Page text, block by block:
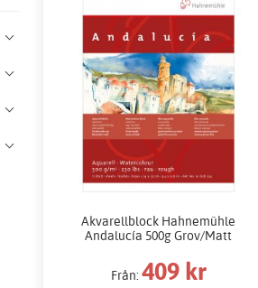
Akvarellblock Hahnemühle
Andalucía 500g Grov/Matt
Från: 409 kr